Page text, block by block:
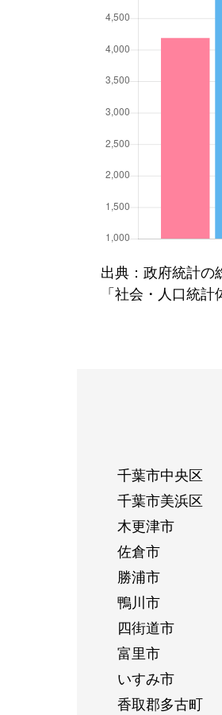
出典：政府統計の
「社会・人口統
千葉市中央区
千葉市美浜区
木更津市
佐倉市
勝浦市
鴨川市
四街道市
富里市
いすみ市
香取郡多古町